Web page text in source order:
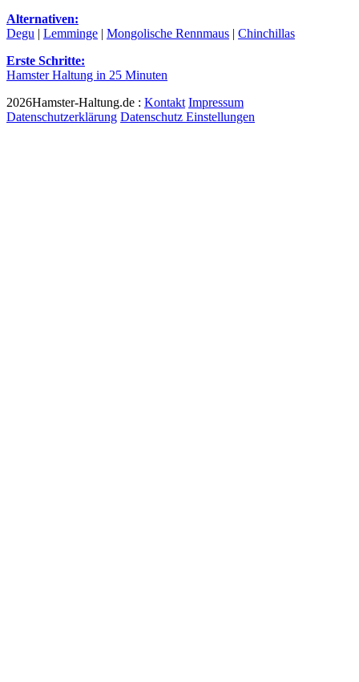
Alternativen:
Degu | Lemminge | Mongolische Rennmaus | Chinchillas
Erste Schritte:
Hamster Haltung in 25 Minuten
2026Hamster-Haltung.de : Kontakt Impressum
Datenschutzerklärung Datenschutz Einstellungen